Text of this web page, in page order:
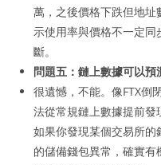
萬，之後價格下跌但地
示使用率與價格不一定
斷。
問題五：鏈上數據可以預
很遺憾，不能。像FTX倒
法從常規鏈上數據提前發
如果你發現某個交易所
的儲備錢包異常，確實